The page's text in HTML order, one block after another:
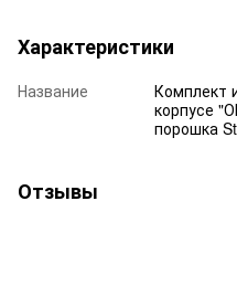
Характеристики
Название
Комплект
корпусе
порошка
Отзывы